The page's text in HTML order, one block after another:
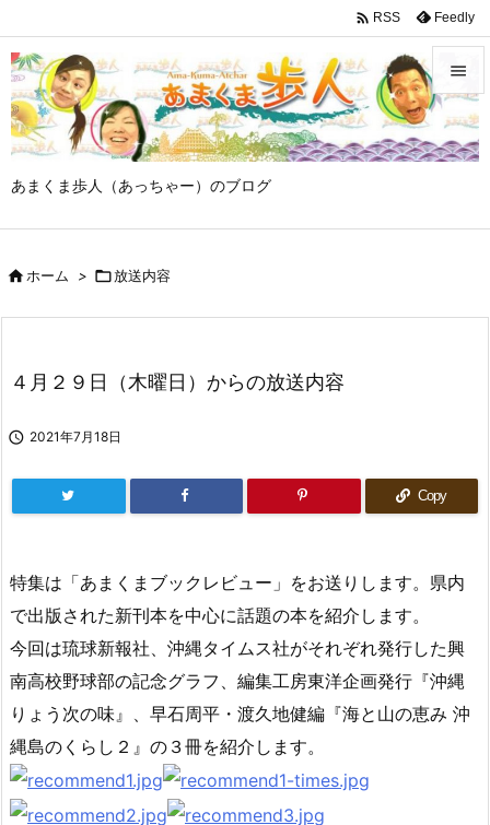
あまくま歩人（あっちゃー）のブログ


メニュ

 RSS Feedly
ホーム > 放送内容
４月２９日（木曜日）からの放送内容
 2021年7月18日
Copy
特集は「あまくまブックレビュー」をお送りします。県内
で出版された新刊本を中心に話題の本を紹介します。
今回は琉球新報社、沖縄タイムス社がそれぞれ発行した興
南高校野球部の記念グラフ、編集工房東洋企画発行『沖縄
りょう次の味』、早石周平・渡久地健編『海と山の恵み 沖
縄島のくらし２』の３冊を紹介します。